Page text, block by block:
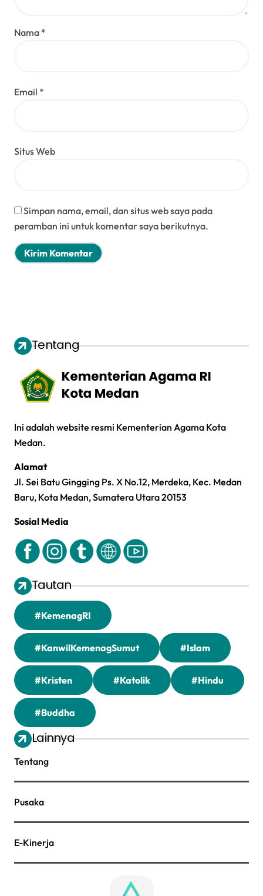
Nama *
Email *
Situs Web
Simpan nama, email, dan situs web saya pada
peramban ini untuk komentar saya berikutnya.
Tentang
Ini adalah website resmi Kementerian Agama Kota
Medan.
Alamat
Jl. Sei Batu Gingging Ps. X No.12, Merdeka, Kec. Medan
Baru, Kota Medan, Sumatera Utara 20153
Sosial Media
Tautan
#KemenagRI
#KanwilKemenagSumut #Islam
#Kristen #Katolik #Hindu
#Buddha
Lainnya
Tentang
Pusaka
E-Kinerja